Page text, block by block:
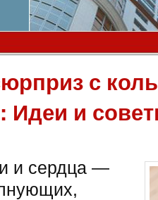
с
Идеи и
и сердца —